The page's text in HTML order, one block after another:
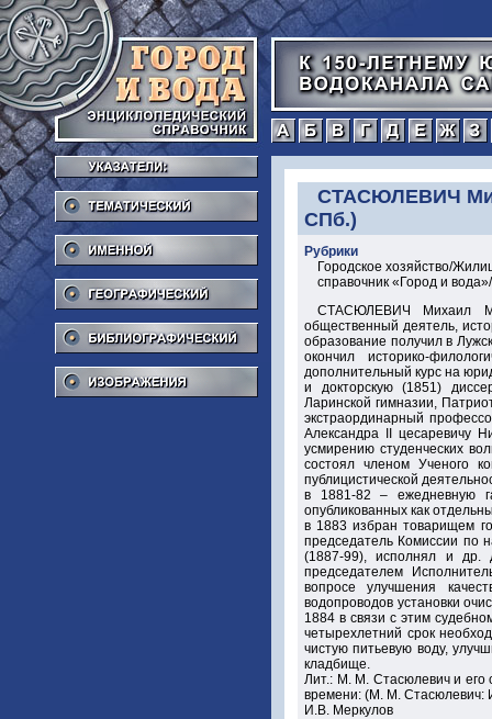
Тематический
Именной
Географический
Библиографический
Изображения
а б в г
СТАСЮЛЕВИЧ
СПб.)
Рубрики
Городское хозяйство/
справочник «Город и
СТАСЮЛЕВИЧ Михаил
общественный деятель,
образование получил в
окончил историко-
дополнительный курс на
и докторскую (1851)
Ларинской гимназии,
экстраординарный
Александра II цесаревичу
усмирению студенческих
состоял членом Ученого
публицистической
в 1881-82 – ежедневную
опубликованных как
в 1883 избран товарищем
председатель Комиссии по
(1887-99), исполнял и др.
председателем
вопросе улучшения
водопроводов установки
1884 в связи с этим
четырехлетний срок
чистую питьевую воду,
кладбище.
Лит.: М. М. Стасюлевич и его
времени: (М. М. Стасюлевич:
И.В. Меркулов